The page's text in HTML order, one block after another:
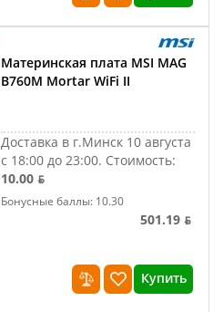
Материнская плата MSI MAG
B760M Mortar WiFi II
Доставка в г.Минск 10 августа
с 18:00 до 23:00. Стоимость:
10.00 ƃ
Бонусные баллы: 10.30
501.19 ƃ
Купить